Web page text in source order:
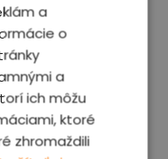
a
o
a
ich môžu
ktoré
zhromaždili